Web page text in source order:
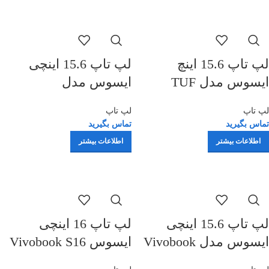
لپ تاپ 15.6 اینچ
ایسوس مدل TUF
FA506NFR-HN114-R7
7435HS-16GB DDR5-
512GB SSD-RTX2050-
لپ تاپ
تماس بگیرید
اطلاعات بیشتر
لپ تاپ 15.6 اینچی
ایسوس مدل
P1503CVA-I58512D-i5
13420H-8GB DDR5-
512GB SSD-TN-IPS
لپ تاپ
تماس بگیرید
اطلاعات بیشتر
لپ تاپ 15.6 اینچی
ایسوس مدل Vivobook
لپ تاپ 16 اینچی
ایسوس Vivobook S16